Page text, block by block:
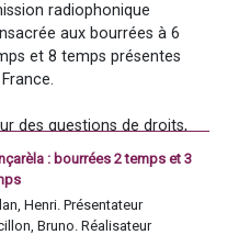
l'émission :
Valse, Bourrée 3
: Les Toussaints et
radiophonique
aux bourrées à 6
et 8 temps présentes
des questions de droits,
extraits musicaux diffusés
cette émission ne
être mis en ligne, ils
donc été coupés de
: bourrées 2 temps et 3
Henri. Présentateur
Bruno. Réalisateur